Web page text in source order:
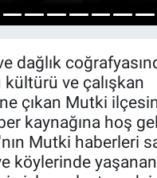
dağlık
ve çalışkan
çıkan Mutki
kaynağına hoş
Mutki haberleri
köylerinde